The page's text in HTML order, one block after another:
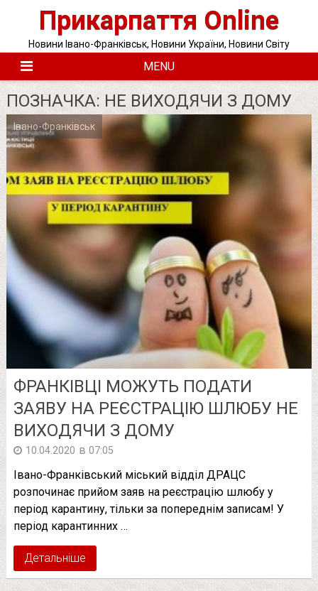
Прикарпаття Online
Новини Івано-Франківськ, Новини України, Новини Світу
MENU
ПОЗНАЧКА: НЕ ВИХОДЯЧИ З ДОМУ
Івано-Франківськ
ФРАНКІВЦІ МОЖУТЬ ПОДАТИ
ЗАЯВУ НА РЕЄСТРАЦІЮ ШЛЮБУ НЕ
ВИХОДЯЧИ З ДОМУ
10.04.2020 в 07:05
Івано-Франківський міський відділ ДРАЦС
розпочинає прийом заяв на реєстрацію шлюбу у
період карантину, тільки за попереднім записам! У
період карантинних …
Детальніше